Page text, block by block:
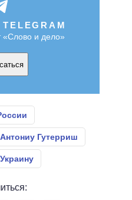
«Слово и дело»
Антониу Гутерриш